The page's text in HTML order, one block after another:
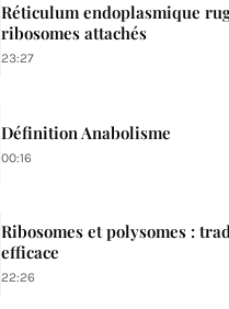
Réticulum endoplasmique
ribosomes attachés
23:27
Définition Anabolisme
00:16
Ribosomes et polysomes :
efficace
22:26